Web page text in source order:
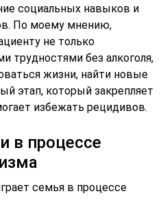
социальных навыков и
По моему мнению,
не только
трудностями без алкоголя,
жизни, найти новые
этап, который закрепляет
избежать рецидивов.
в процессе
семья в процессе